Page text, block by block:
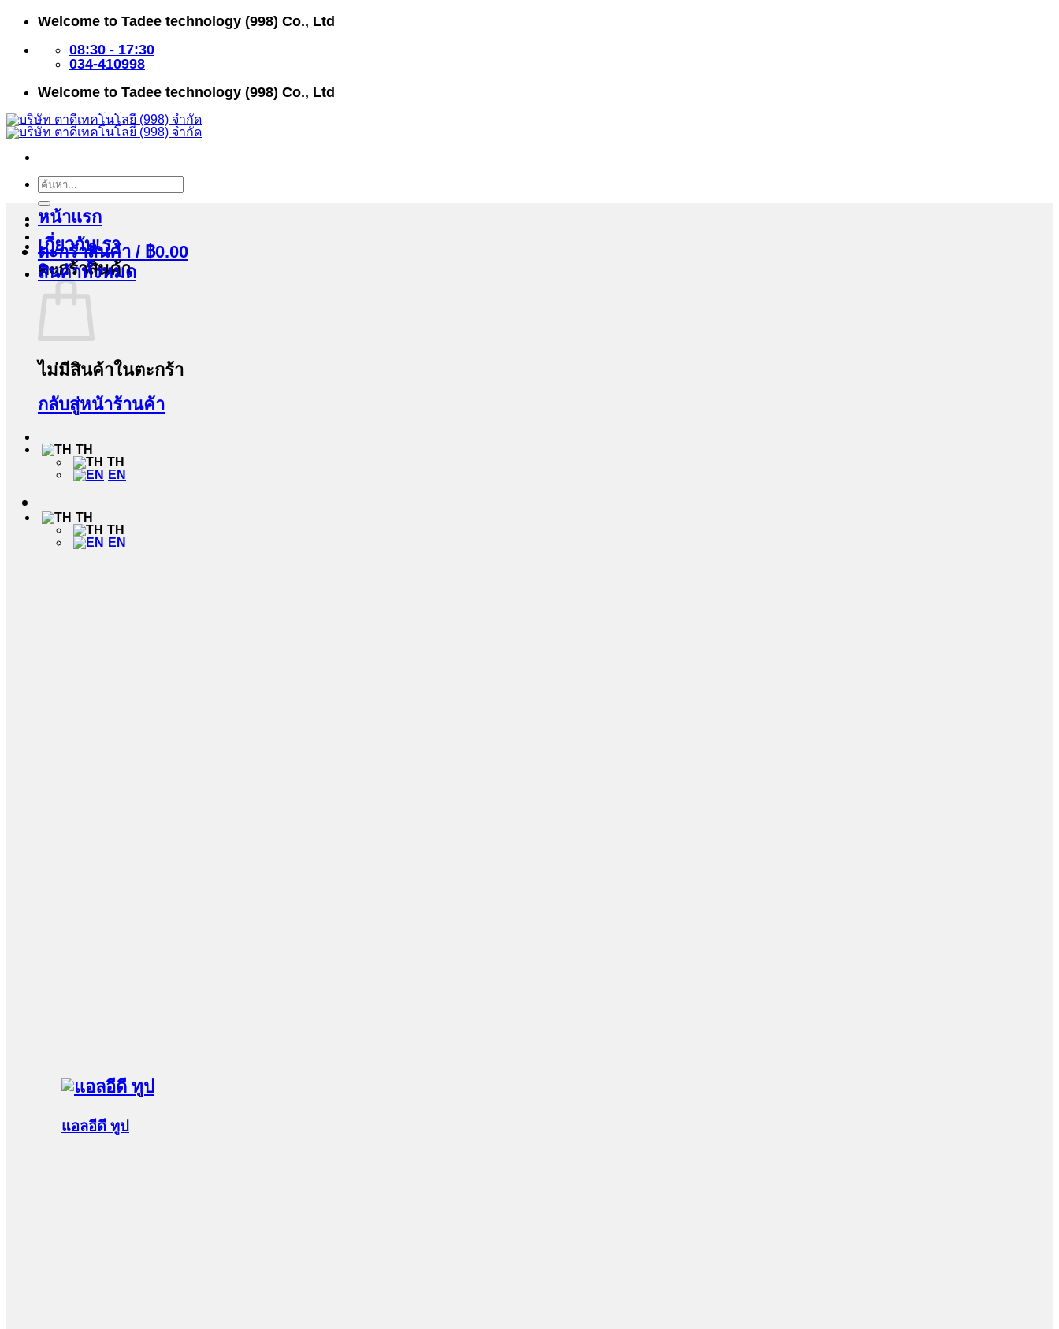
ข้าม
เนื้อหา
Welcome to Tadee technology (998) Co., Ltd
08:30 - 17:30
034-410998
Welcome to Tadee technology (998) Co., Ltd
ค้นหา:
ตะกร้าสินค้า / ฿0.00
ตะกร้าสินค้า
ไม่มีสินค้าในตะกร้า
กลับสู่หน้าร้านค้า
TH
TH
EN
TH
TH
EN
หน้าแรก
เกี่ยวกับเรา
สินค้าทั้งหมด
แอลอีดี ทูป